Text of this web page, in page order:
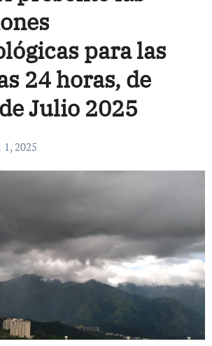
para las
24 horas, de
Julio 2025
1, 2025